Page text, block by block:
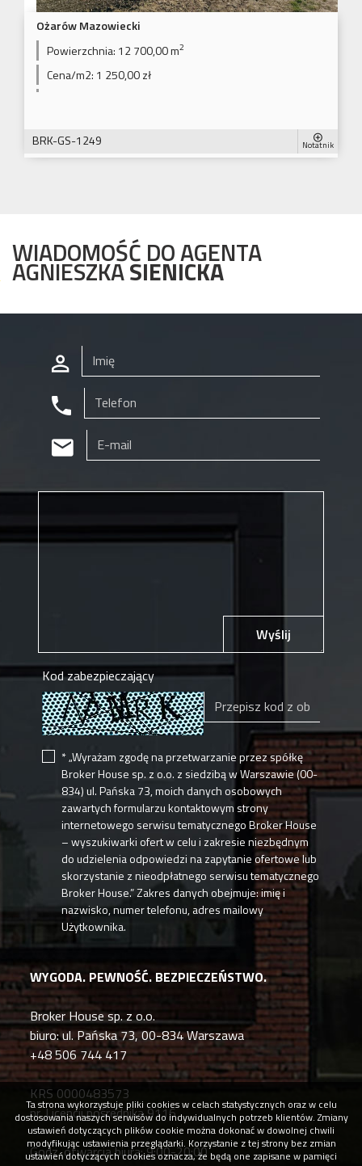
Ożarów Mazowiecki
Powierzchnia: 12 700,00 m2
Cena/m2: 1 250,00 zł
BRK-GS-1249 Notatnik
WIADOMOŚĆ DO AGENTA
AGNIESZKASIENICKA
WYGODA. PEWNOŚĆ. BEZPIECZEŃSTWO.
Broker House sp. z o.o.
biuro: ul. Pańska 73, 00-834 Warszawa
+48 506 744 417
KRS 0000483573
nr. Licencji pośrednika 9116
Godz. otwarcia biura: 9:00-20:00
Wyślij
Kod zabezpieczający
* „Wyrażam zgodę na przetwarzanie przez spółkę
Broker House sp. z o.o. z siedzibą w Warszawie (00-
834) ul. Pańska 73, moich danych osobowych
zawartych formularzu kontaktowym strony
internetowego serwisu tematycznego Broker House
– wyszukiwarki ofert w celu i zakresie niezbędnym
do udzielenia odpowiedzi na zapytanie ofertowe lub
skorzystanie z nieodpłatnego serwisu tematycznego
Broker House.” Zakres danych obejmuje: imię i
nazwisko, numer telefonu, adres mailowy
Użytkownika.
Ta strona wykorzystuje pliki cookies w celach statystycznych oraz w celu
dostosowania naszych serwisów do indywidualnych potrzeb klientów. Zmiany
ustawień dotyczących plików cookie można dokonać w dowolnej chwili
modyfikując ustawienia przeglądarki. Korzystanie z tej strony bez zmian
ustawień dotyczących cookies oznacza, że będą one zapisane w pamięci